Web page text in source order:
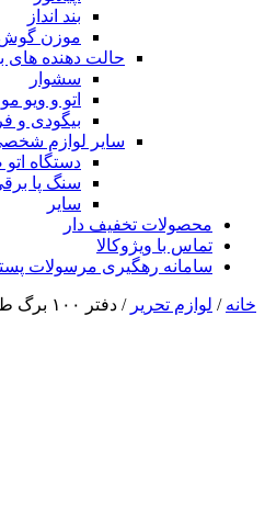
بند انداز
موزن گوش،
حالت دهنده های
سشوار
اتو و ویو مو
بیگودی و
سایر لوازم
دستگاه
سنگ پا
سایر
محصولات تخفیف دار
تماس با ویژوکالا
سامانه رهگیری مرسولات
خانه / لوازم تحریر / دفتر ۱۰۰ برگ طرح فانتزی کد ۰۹۱